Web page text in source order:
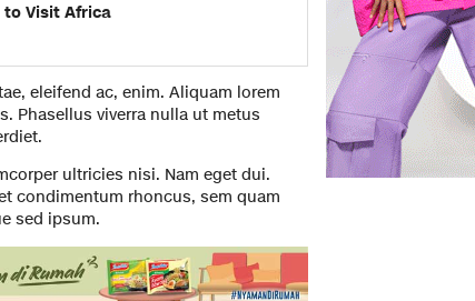
to Visit Africa
eleifend ac, enim. Aliquam lorem
Phasellus viverra nulla ut metus
ultricies nisi. Nam eget dui.
condimentum rhoncus, sem quam
sed ipsum.